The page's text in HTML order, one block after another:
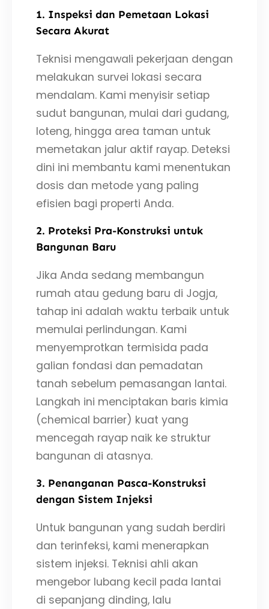
1. Inspeksi dan Pemetaan Lokasi
Secara Akurat
Teknisi mengawali pekerjaan dengan
melakukan survei lokasi secara
mendalam. Kami menyisir setiap
sudut bangunan, mulai dari gudang,
loteng, hingga area taman untuk
memetakan jalur aktif rayap. Deteksi
dini ini membantu kami menentukan
dosis dan metode yang paling
efisien bagi properti Anda.
2. Proteksi Pra-Konstruksi untuk
Bangunan Baru
Jika Anda sedang membangun
rumah atau gedung baru di Jogja,
tahap ini adalah waktu terbaik untuk
memulai perlindungan. Kami
menyemprotkan termisida pada
galian fondasi dan pemadatan
tanah sebelum pemasangan lantai.
Langkah ini menciptakan baris kimia
(chemical barrier) kuat yang
mencegah rayap naik ke struktur
bangunan di atasnya.
3. Penanganan Pasca-Konstruksi
dengan Sistem Injeksi
Untuk bangunan yang sudah berdiri
dan terinfeksi, kami menerapkan
sistem injeksi. Teknisi ahli akan
mengebor lubang kecil pada lantai
di sepanjang dinding, lalu